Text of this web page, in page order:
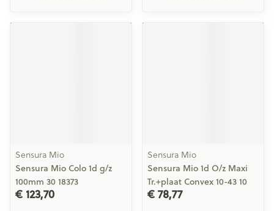
Sensura Mio
Sensura Mio Colo 1d g/z
100mm 30 18373
€ 123,70
Sensura Mio
Sensura Mio 1d O/z Maxi
Tr.+plaat Convex 10-43 10
€ 78,77